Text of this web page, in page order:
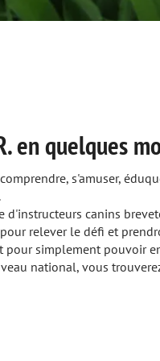
mots
éduquer, voilà
brevetés, de la
et prendront le temps
pouvoir emmener son
trouverez certainement